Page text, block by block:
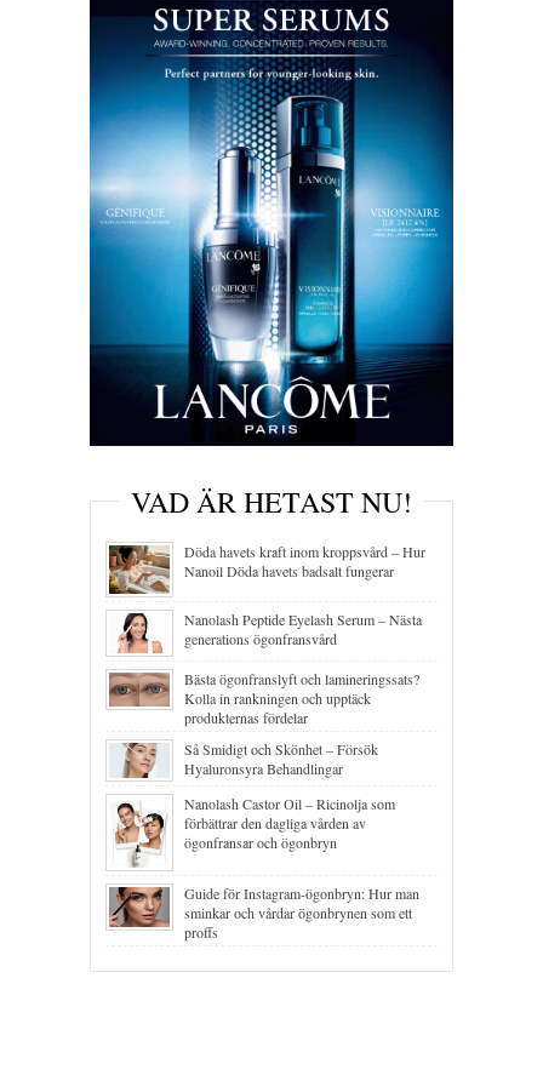
VAD ÄR HETAST NU!
Döda havets kraft inom kroppsvård – Hur
Nanoil Döda havets badsalt fungerar
Nanolash Peptide Eyelash Serum – Nästa
generations ögonfransvård
Bästa ögonfranslyft och lamineringssats?
Kolla in rankningen och upptäck
produkternas fördelar
Så Smidigt och Skönhet – Försök
Hyaluronsyra Behandlingar
Nanolash Castor Oil – Ricinolja som
förbättrar den dagliga vården av
ögonfransar och ögonbryn
Guide för Instagram-ögonbryn: Hur man
sminkar och vårdar ögonbrynen som ett
proffs